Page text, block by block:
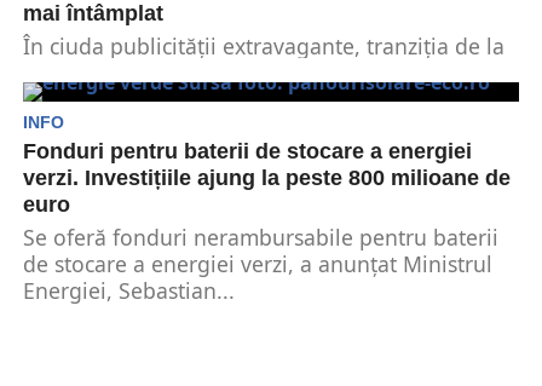
mai întâmplat
În ciuda publicității extravagante, tranziția de la
Realizarea...
INFO
Fonduri pentru baterii de stocare a energiei
verzi. Investițiile ajung la peste 800 milioane de
euro
Se oferă fonduri nerambursabile pentru baterii
de stocare a energiei verzi, a anunțat Ministrul
Energiei, Sebastian...